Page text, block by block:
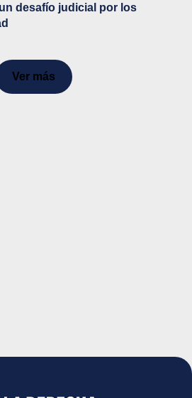
desafío judicial por los
Ver más